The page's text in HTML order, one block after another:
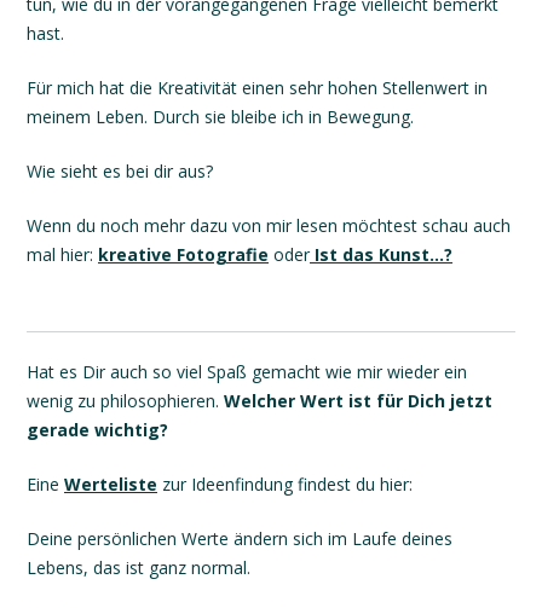
hast.
Für mich hat die Kreativität einen sehr hohen Stellenwert in
meinem Leben. Durch sie bleibe ich in Bewegung.
Wie sieht es bei dir aus?
Wenn du noch mehr dazu von mir lesen möchtest schau auch
mal hier: kreative Fotografie oderIst das Kunst...?
Hat es Dir auch so viel Spaß gemacht wie mir wieder ein
wenig zu philosophieren. Welcher Wert ist für Dich jetzt
gerade wichtig?
Eine Werteliste zur Ideenfindung findest du hier:
Deine persönlichen Werte ändern sich im Laufe deines
Lebens, das ist ganz normal.